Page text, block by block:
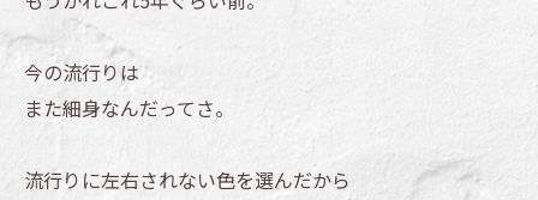
今の流行りは
また細身なんだってさ。
流行りに左右されない色を選んだから